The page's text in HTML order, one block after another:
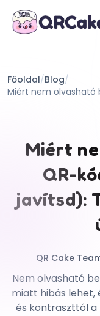
Árazás
Súgó
API
Főoldal/Blog/
Miért
QR-
javítsd):
QR Cake
Nem olvasható
miatt hibás
és kontraszttól a